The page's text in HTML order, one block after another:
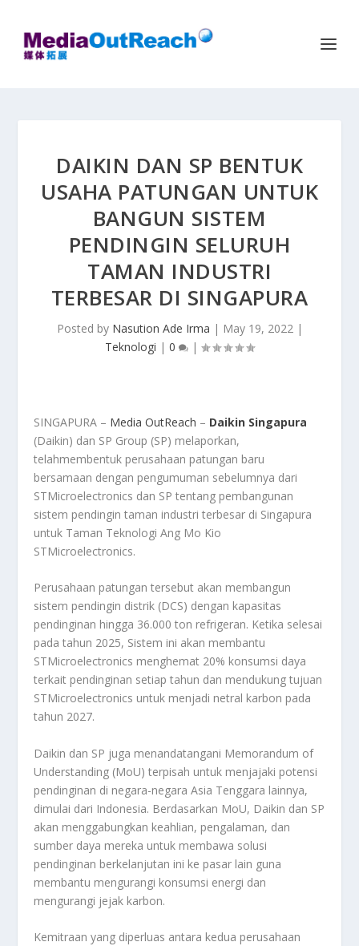
DAIKIN DAN SP BENTUK
USAHA PATUNGAN UNTUK
BANGUN SISTEM
PENDINGIN SELURUH
TAMAN INDUSTRI
TERBESAR DI SINGAPURA
Posted by Nasution Ade Irma | May 19, 2022|
Teknologi | 0 |
SINGAPURA – Media OutReach – Daikin Singapura
(Daikin) dan SP Group (SP) melaporkan,
telahmembentuk perusahaan patungan baru
bersamaan dengan pengumuman sebelumnya dari
STMicroelectronics dan SP tentang pembangunan
sistem pendingin taman industri terbesar di Singapura
untuk Taman Teknologi Ang Mo Kio
STMicroelectronics.
Perusahaan patungan tersebut akan membangun
sistem pendingin distrik (DCS) dengan kapasitas
pendinginan hingga 36.000 ton refrigeran. Ketika selesai
pada tahun 2025, Sistem ini akan membantu
STMicroelectronics menghemat 20% konsumsi daya
terkait pendinginan setiap tahun dan mendukung tujuan
STMicroelectronics untuk menjadi netral karbon pada
tahun 2027.
Daikin dan SP juga menandatangani Memorandum of
Understanding (MoU) terpisah untuk menjajaki potensi
pendinginan di negara-negara Asia Tenggara lainnya,
dimulai dari Indonesia. Berdasarkan MoU, Daikin dan SP
akan menggabungkan keahlian, pengalaman, dan
sumber daya mereka untuk membawa solusi
pendinginan berkelanjutan ini ke pasar lain guna
membantu mengurangi konsumsi energi dan
mengurangi jejak karbon.
Kemitraan yang diperluas antara kedua perusahaan